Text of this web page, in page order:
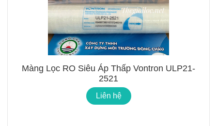
Màng Lọc RO Siêu Áp Thấp Vontron ULP21-
2521
Liên hệ